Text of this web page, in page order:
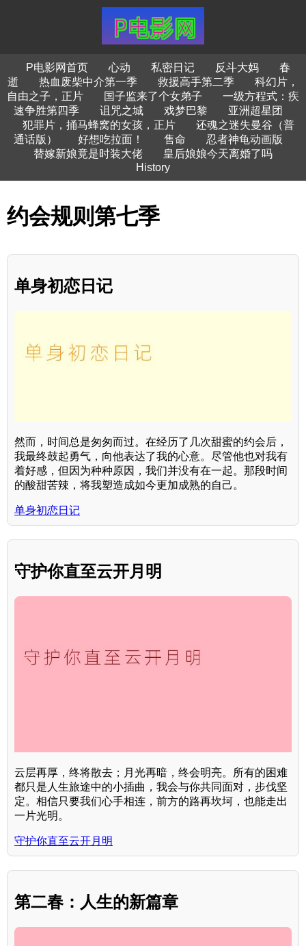
P电影网首页 心动 私密日记 反斗大妈
春
逝
热血废柴中介第一季 救援高手第二季
科幻片，
自由之子，正片
国子监来了个女弟子
一级方程式：疾
速争胜第四季
诅咒之城 戏梦巴黎
亚洲超星团
犯罪片，捅马蜂窝的女孩，正片
还魂之迷失曼谷（普
通话版）
好想吃拉面！ 售命
忍者神龟动画版
替嫁新娘竟是时装大佬
皇后娘娘今天离婚了吗
History
约会规则第七季
单身初恋日记
然而，时间总是匆匆而过。在经历了几次甜蜜的约会后，
我最终鼓起勇气，向他表达了我的心意。尽管他也对我有
着好感，但因为种种原因，我们并没有在一起。那段时间
的酸甜苦辣，将我塑造成如今更加成熟的自己。
单身初恋日记
守护你直至云开月明
云层再厚，终将散去；月光再暗，终会明亮。所有的困难
都只是人生旅途中的小插曲，我会与你共同面对，步伐坚
定。相信只要我们心手相连，前方的路再坎坷，也能走出
一片光明。
守护你直至云开月明
第二春：人生的新篇章